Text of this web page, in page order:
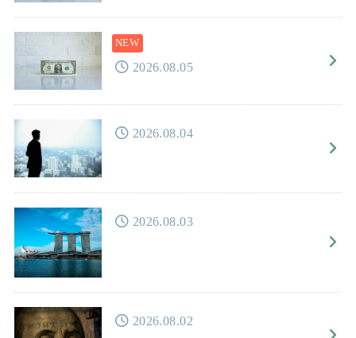
2026.08.05
2026.08.04
2026.08.03
2026.08.02